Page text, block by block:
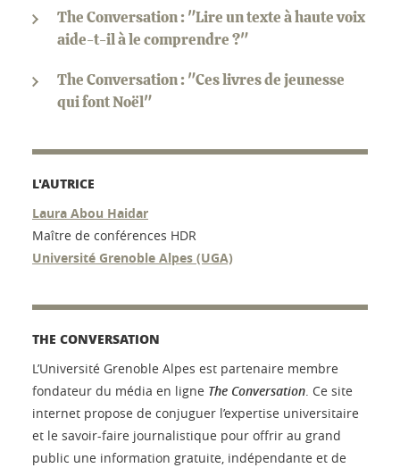
The Conversation : "Lire un texte à haute voix
aide-t-il à le comprendre ?"
The Conversation : "Ces livres de jeunesse
qui font Noël"
L'AUTRICE
Laura Abou Haidar
Maître de conférences HDR
Université Grenoble Alpes (UGA)
THE CONVERSATION
L’Université Grenoble Alpes est partenaire membre
fondateur du média en ligne The Conversation. Ce site
internet propose de conjuguer l’expertise universitaire
et le savoir-faire journalistique pour offrir au grand
public une information gratuite, indépendante et de